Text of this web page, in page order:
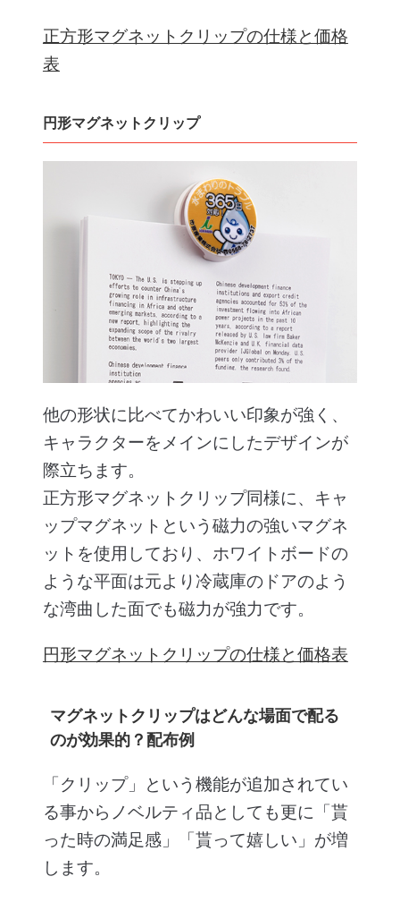
正方形マグネットクリップの仕様と価格
表
円形マグネットクリップ
他の形状に比べてかわいい印象が強く、
キャラクターをメインにしたデザインが
際立ちます。
正方形マグネットクリップ同様に、キャ
ップマグネットという磁力の強いマグネ
ットを使用しており、ホワイトボードの
ような平面は元より冷蔵庫のドアのよう
な湾曲した面でも磁力が強力です。
円形マグネットクリップの仕様と価格表
マグネットクリップはどんな場面で配る
のが効果的？配布例
「クリップ」という機能が追加されてい
る事からノベルティ品としても更に「貰
った時の満足感」「貰って嬉しい」が増
します。